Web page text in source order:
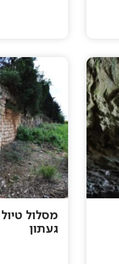
מסלול
געתון